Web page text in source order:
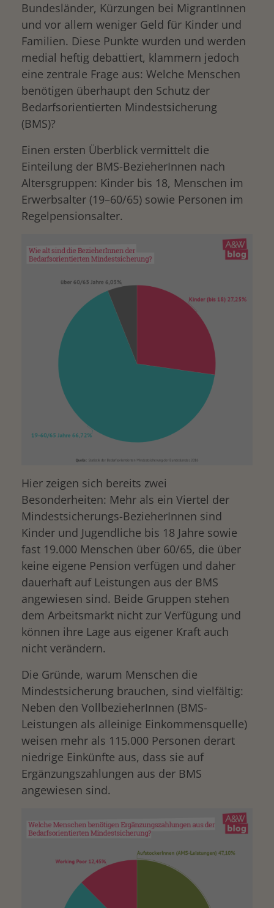
Bundesländer, Kürzungen bei MigrantInnen
und vor allem weniger Geld für Kinder und
Familien. Diese Punkte wurden und werden
medial heftig debattiert, klammern jedoch
eine zentrale Frage aus: Welche Menschen
benötigen überhaupt den Schutz der
Bedarfsorientierten Mindestsicherung
(BMS)?
Einen ersten Überblick vermittelt die
Einteilung der BMS-BezieherInnen nach
Altersgruppen: Kinder bis 18, Menschen im
Erwerbsalter (19–60/65) sowie Personen im
Regelpensionsalter.
Hier zeigen sich bereits zwei
Besonderheiten: Mehr als ein Viertel der
Mindestsicherungs-BezieherInnen sind
Kinder und Jugendliche bis 18 Jahre sowie
fast 19.000 Menschen über 60/65, die über
keine eigene Pension verfügen und daher
dauerhaft auf Leistungen aus der BMS
angewiesen sind. Beide Gruppen stehen
dem Arbeitsmarkt nicht zur Verfügung und
können ihre Lage aus eigener Kraft auch
nicht verändern.
Die Gründe, warum Menschen die
Mindestsicherung brauchen, sind vielfältig:
Neben den VollbezieherInnen (BMS-
Leistungen als alleinige Einkommensquelle)
weisen mehr als 115.000 Personen derart
niedrige Einkünfte aus, dass sie auf
Ergänzungszahlungen aus der BMS
angewiesen sind.
drucken